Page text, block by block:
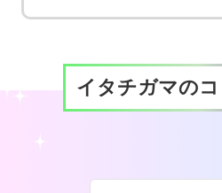
イタチガマの